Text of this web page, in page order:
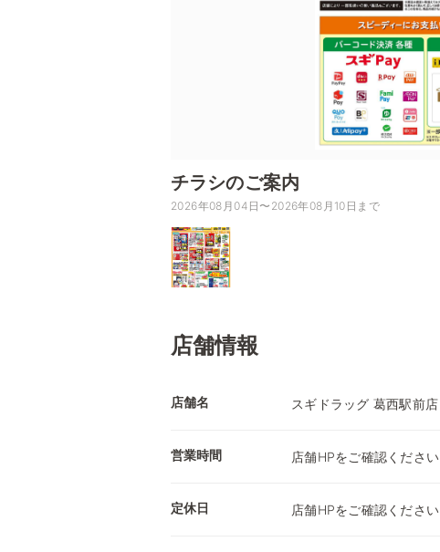
チラシのご案内
2026年08月04日〜2026年08月10日まで
店舗情報
店舗名 スギドラッグ 葛西駅前店
営業時間 店舗HPをご確認ください
定休日 店舗HPをご確認ください